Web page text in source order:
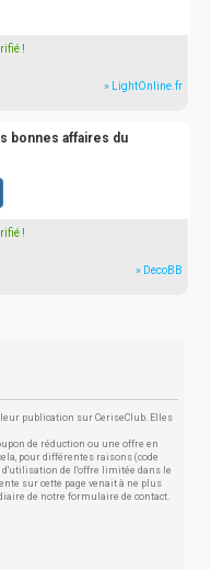
!
» LightOnline.fr
bonnes affaires du
!
» DecoBB
publication sur CeriseClub. Elles
de réduction ou une offre en
pour différentes raisons (code
de l'offre limitée dans le
sur cette page venait à ne plus
de notre formulaire de contact.